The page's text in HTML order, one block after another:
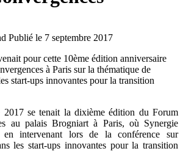
Publié le 7 septembre 2017
pour cette 10ème édition anniversaire
à Paris sur la thématique de
start-ups innovantes pour la transition
2017 se tenait la dixième édition du Forum
au palais Brogniart à Paris, où Synergie
en intervenant lors de la conférence sur
les start-ups innovantes pour la transition